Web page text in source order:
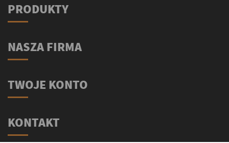
PRODUKTY
NASZA FIRMA
TWOJE KONTO
KONTAKT